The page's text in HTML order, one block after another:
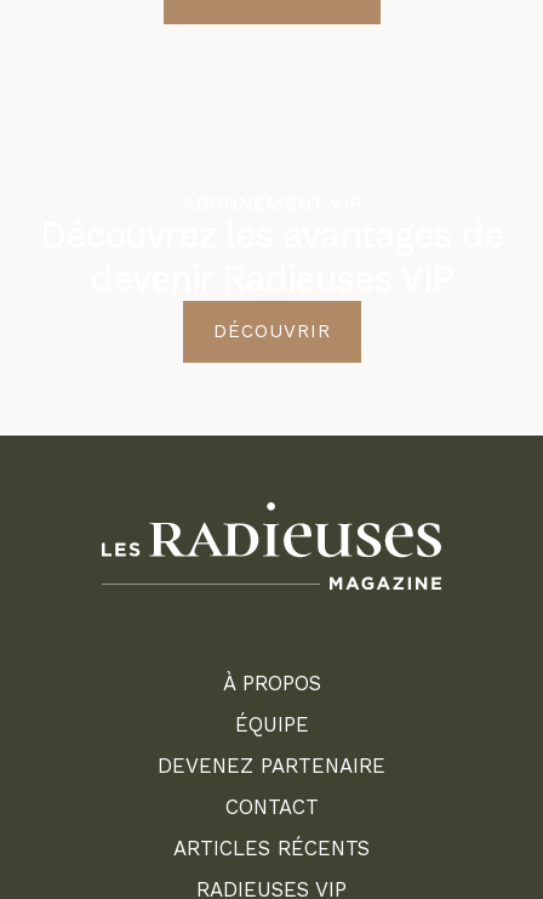
DÉCOUVRIR
À PROPOS
ÉQUIPE
DEVENEZ PARTENAIRE
CONTACT
ARTICLES RÉCENTS
RADIEUSES VIP